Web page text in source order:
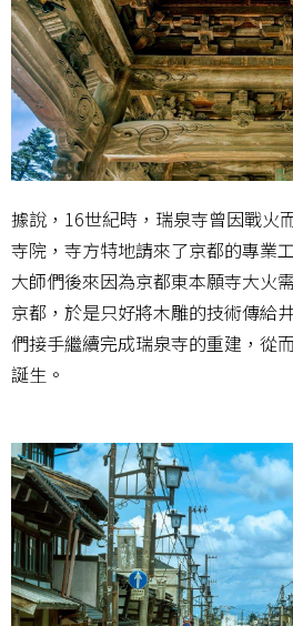
據說，16世紀時，瑞泉寺曾因戰火
寺院，寺方特地請來了京都的專業
大師們後來因為京都東本願寺大火
京都，於是只好將木雕的技術傳給
們接手繼續完成瑞泉寺的重建，從
誕生。